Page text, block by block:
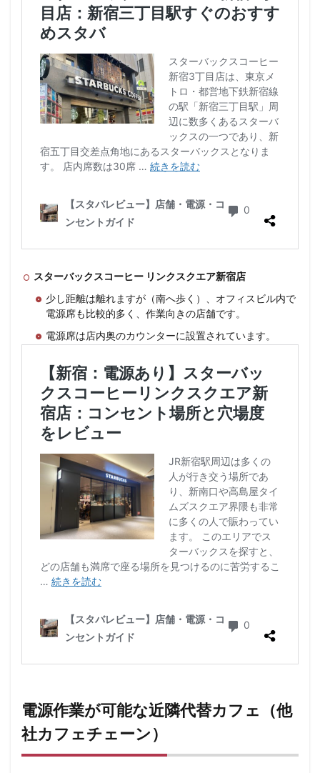
スターバックスコーヒー リンクスクエア新宿店
少し距離は離れますが（南へ歩く）、オフィスビル内で
電源席も比較的多く、作業向きの店舗です。
電源席は店内奥のカウンターに設置されています。
電源作業が可能な近隣代替カフェ（他
社カフェチェーン）